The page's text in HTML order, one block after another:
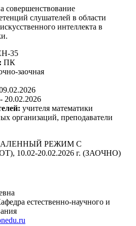
совершенствование
слушателей в области
интеллекта в
35
ПК
заочная
20.02.2026
учителя математики
организаций, преподаватели
РЕЖИМ С
10.02-20.02.2026 г. (ЗАОЧНО)
естественно-научного и